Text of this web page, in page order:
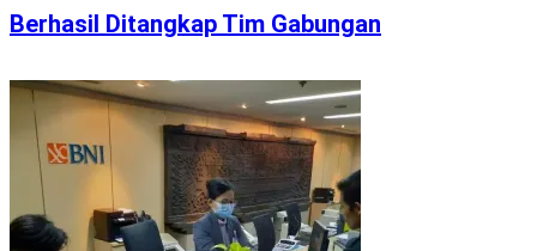
Berhasil Ditangkap Tim Gabungan